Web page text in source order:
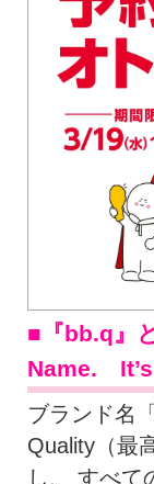
■『bb.q』
Name.
ブランド名
Quality（最
し、 すべて